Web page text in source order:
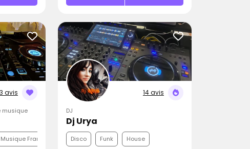
avis
musique
Musique Française Pop
14 avis
DJ
Dj Urya
Disco Funk House